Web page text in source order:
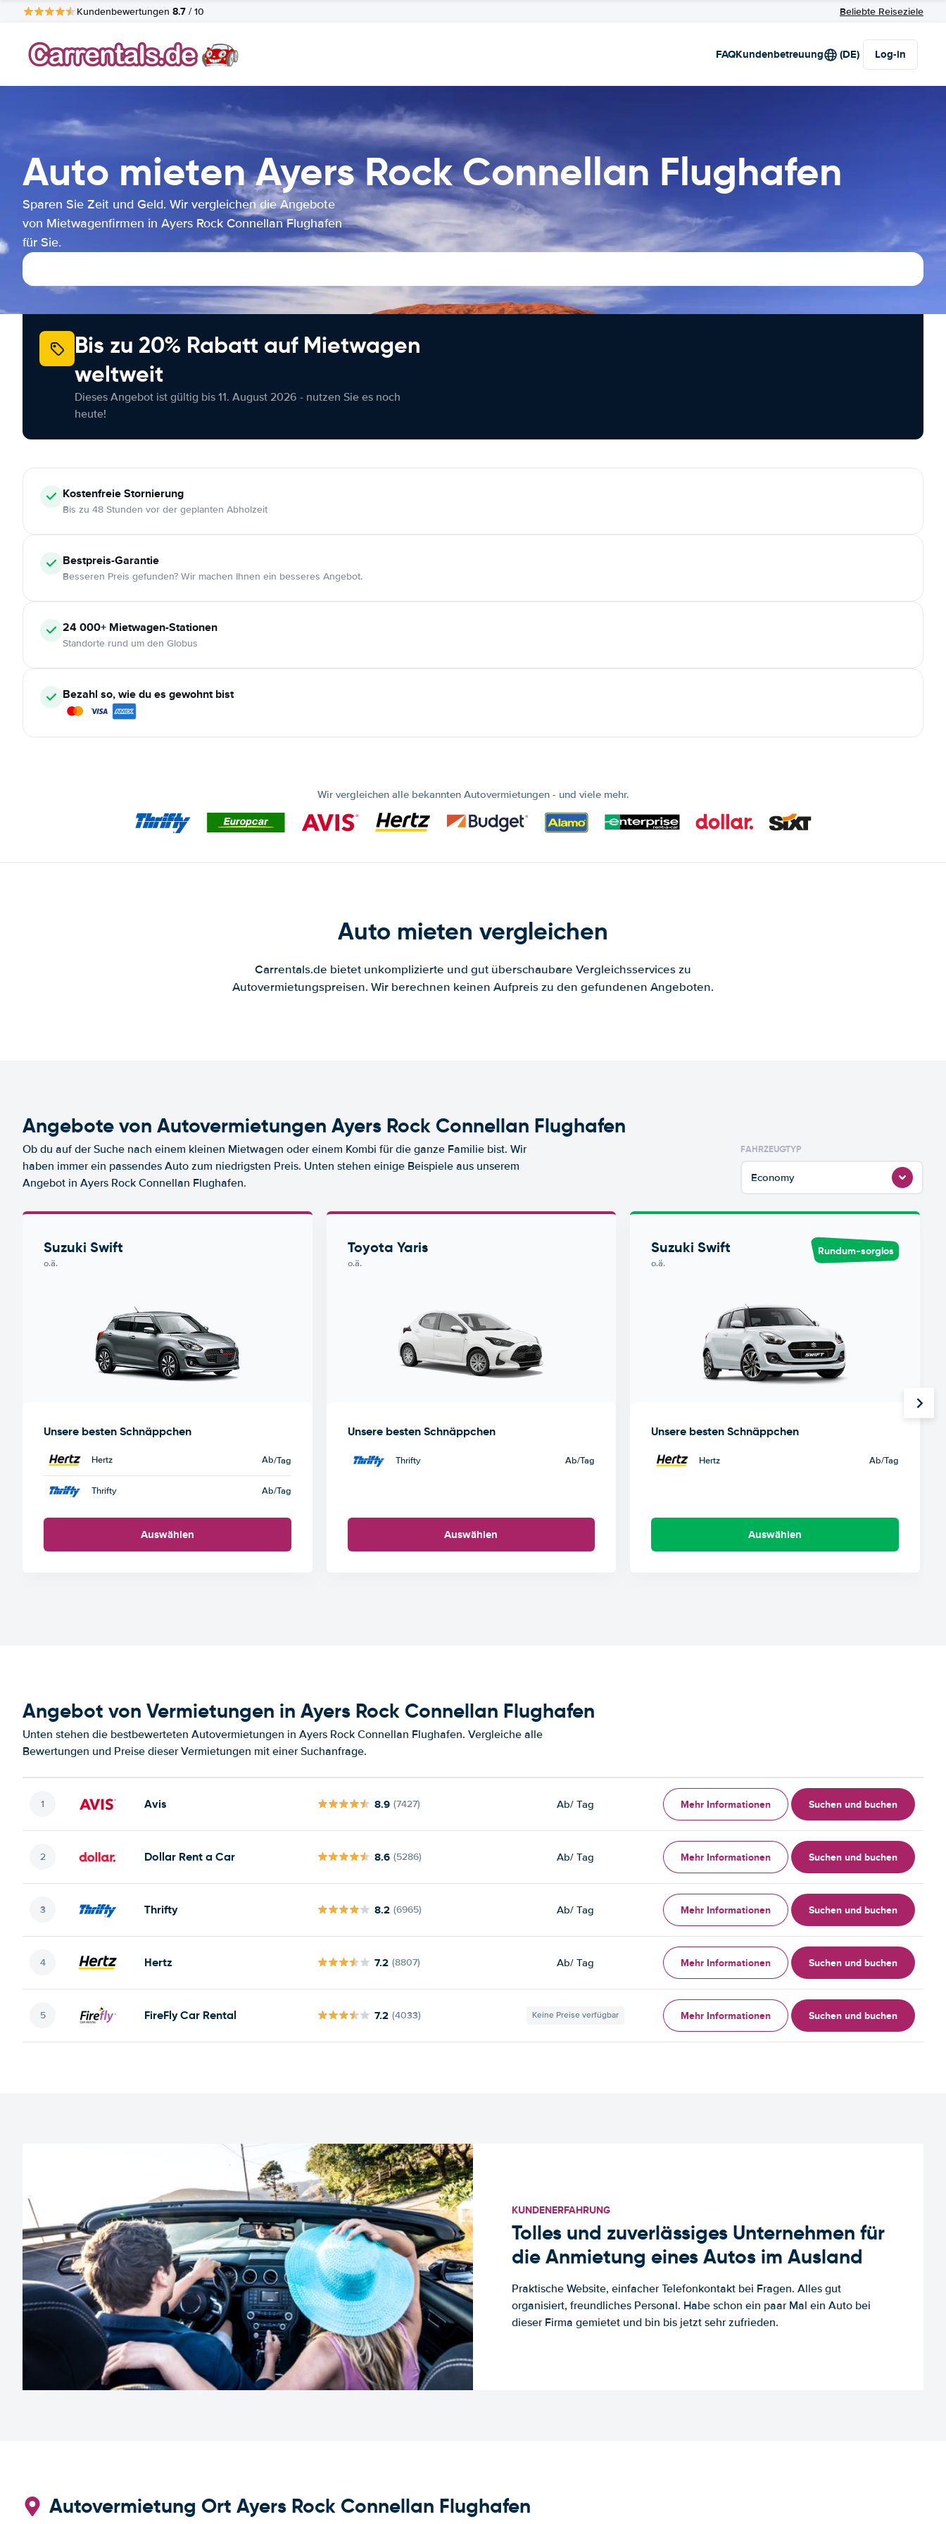
Kundenbewertungen 8.7 / 10 Beliebte Reiseziele
FAQKundenbetreuung (DE) Log-in
Auto mieten Ayers Rock Connellan Flughafen
Sparen Sie Zeit und Geld. Wir vergleichen die Angebote
von Mietwagenfirmen in Ayers Rock Connellan Flughafen
für Sie.
Bis zu 20% Rabatt auf Mietwagen
weltweit
Dieses Angebot ist gültig bis 11. August 2026 - nutzen Sie es noch
heute!
KostenfreieStornierung
Bis zu 48 Stunden vor der geplanten Abholzeit
Bestpreis-Garantie
Besseren Preis gefunden? Wir machen Ihnen ein besseres Angebot.
24 000+ Mietwagen-Stationen
Standorte rund um den Globus
Bezahl so, wie du es gewohnt bist
Wir vergleichen alle bekannten Autovermietungen - und viele mehr.
Auto mieten vergleichen
Carrentals.de bietet unkomplizierte und gut überschaubare Vergleichsservices zu
Autovermietungspreisen. Wir berechnen keinen Aufpreis zu den gefundenen Angeboten.
Angebote von Autovermietungen Ayers Rock Connellan Flughafen
Ob du auf der Suche nach einem kleinen Mietwagen oder einem Kombi für die ganze Familie bist. Wir
haben immer ein passendes Auto zum niedrigsten Preis. Unten stehen einige Beispiele aus unserem
Angebot in Ayers Rock Connellan Flughafen.
FAHRZEUGTYP
Economy
Suzuki Swift
o.ä.
Unsere besten Schnäppchen
Hertz Ab/Tag
Thrifty Ab/Tag
Auswählen
Toyota Yaris
o.ä.
Unsere besten Schnäppchen
Thrifty Ab/Tag
Auswählen
Suzuki Swift
o.ä.
Rundum-sorglos
Unsere besten Schnäppchen
Hertz Ab/Tag
Auswählen
Angebot von Vermietungen in Ayers Rock Connellan Flughafen
Unten stehen die bestbewerteten Autovermietungen in Ayers Rock Connellan Flughafen. Vergleiche alle
Bewertungen und Preise dieser Vermietungen mit einer Suchanfrage.
Avis 8.9 (7427) Ab/ Tag Mehr Informationen Suchen und buchen
Dollar Rent a Car 8.6 (5286) Ab/ Tag Mehr Informationen Suchen und buchen
Thrifty 8.2 (6965) Ab/ Tag Mehr Informationen Suchen und buchen
Hertz 7.2 (8807) Ab/ Tag Mehr Informationen Suchen und buchen
FireFly Car Rental 7.2 (4033) Keine Preise verfügbar Mehr Informationen Suchen und buchen
KUNDENERFAHRUNG
Tolles und zuverlässiges Unternehmen für
die Anmietung eines Autos im Ausland
Praktische Website, einfacher Telefonkontakt bei Fragen. Alles gut
organisiert, freundliches Personal. Habe schon ein paar Mal ein Auto bei
dieser Firma gemietet und bin bis jetzt sehr zufrieden.
Autovermietung Ort Ayers Rock Connellan Flughafen